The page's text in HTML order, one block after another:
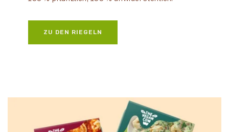
ZU DEN RIEGELN